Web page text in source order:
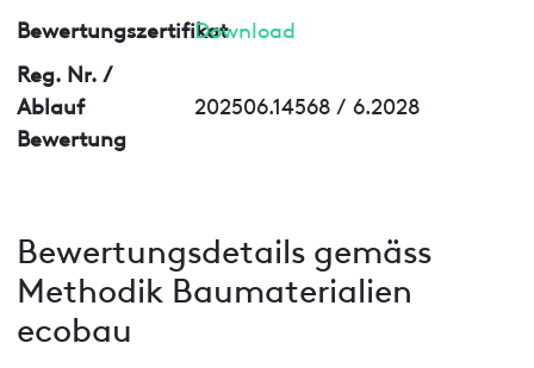
BewertungszertifikatDownload
Reg. Nr. /
Ablauf
Bewertung
202506.14568 / 6.2028
Bewertungsdetails gemäss
Methodik Baumaterialien
ecobau